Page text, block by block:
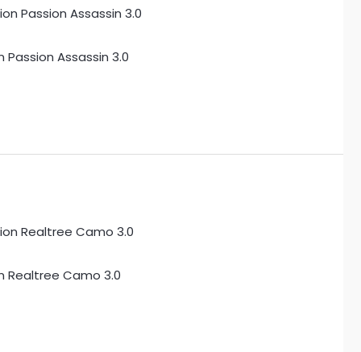
Assassin 3.0
Realtree Camo 3.0